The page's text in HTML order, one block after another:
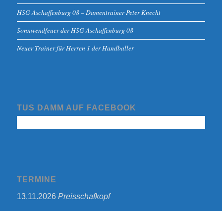
HSG Aschaffenburg 08 – Damentrainer Peter Knecht
Sonnwendfeuer der HSG Aschaffenburg 08
Neuer Trainer für Herren 1 der Handballer
TUS DAMM AUF FACEBOOK
TERMINE
13.11.2026 Preisschafkopf